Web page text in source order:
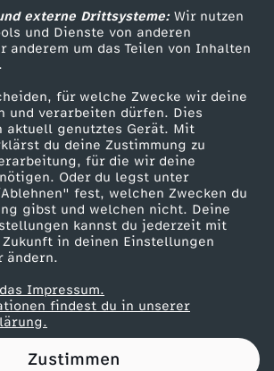
externe Drittsysteme:Wir nutzen
und Dienste von anderen
anderem um das Teilen von Inhalten
für welche Zwecke wir deine
und verarbeiten dürfen. Dies
genutztes Gerät. Mit
du deine Zustimmung zu
für die wir deine
Oder du legst unter
fest, welchen Zwecken du
gibst und welchen nicht. Deine
kannst du jederzeit mit
in deinen Einstellungen
ändern.
Impressum.
findest du in unserer
Zustimmen